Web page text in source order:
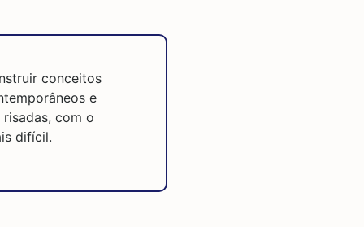
conceitos
e
com o
difícil.